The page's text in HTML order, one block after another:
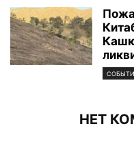
НЕТ